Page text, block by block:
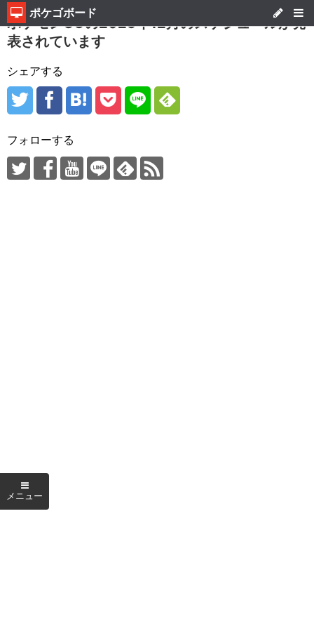
ポケゴボード
ポケモンGOの2025年12月のスケジュールが発
表されています
シェアする
フォローする